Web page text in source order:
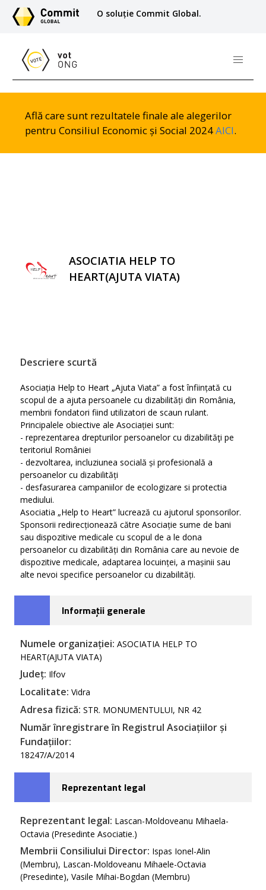
O soluție Commit Global.
Află care sunt rezultatele finale ale alegerilor
pentru Consiliul Economic și Social 2024AICI.
ASOCIATIA HELP TO
HEART(AJUTA VIATA)
Descriere scurtă
Asociația Help to Heart „Ajuta Viata” a fost înființată cu
scopul de a ajuta persoanele cu dizabilități din România,
membrii fondatori fiind utilizatori de scaun rulant.
Principalele obiective ale Asociației sunt:
- reprezentarea drepturilor persoanelor cu dizabilităţi pe
teritoriul României
- dezvoltarea, incluziunea socială și profesională a
persoanelor cu dizabilități
- desfasurarea campaniilor de ecologizare si protectia
mediului.
Asociatia „Help to Heart” lucrează cu ajutorul sponsorilor.
Sponsorii redirecționează către Asociație sume de bani
sau dispozitive medicale cu scopul de a le dona
persoanelor cu dizabilități din România care au nevoie de
dispozitive medicale, adaptarea locuinței, a mașinii sau
alte nevoi specifice persoanelor cu dizabilități.
Informații generale
Numele organizației: ASOCIATIA HELP TO
HEART(AJUTA VIATA)
Județ: Ilfov
Localitate: Vidra
Adresa fizică: STR. MONUMENTULUI, NR 42
Număr înregistrare în Registrul Asociațiilor și
Fundațiilor:
18247/A/2014
Reprezentant legal
Reprezentant legal: Lascan-Moldoveanu Mihaela-
Octavia (Presedinte Asociatie.)
Membrii Consiliului Director: Ispas Ionel-Alin
(Membru), Lascan-Moldoveanu Mihaele-Octavia
(Presedinte), Vasile Mihai-Bogdan (Membru)